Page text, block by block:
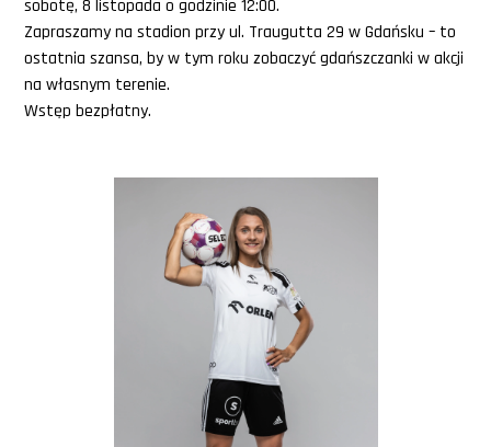
sobotę, 8 listopada o godzinie 12:00.
Zapraszamy na stadion przy ul. Traugutta 29 w Gdańsku – to
ostatnia szansa, by w tym roku zobaczyć gdańszczanki w akcji
na własnym terenie.
Wstęp bezpłatny.